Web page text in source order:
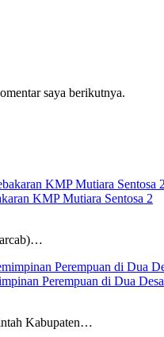
saya berikutnya.
KMP Mutiara Sentosa 2
Perempuan di Dua Desa
Kabupaten…